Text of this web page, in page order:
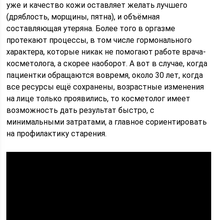
уже и качество кожи оставляет желать лучшего
(дряблость, морщины, пятна), и объёмная
составляющая утеряна. Более того в оргазме
протекают процессы, в том числе гормонального
характера, которые никак не помогают работе врача-
косметолога, а скорее наоборот. А вот в случае, когда
пациентки обращаются вовремя, около 30 лет, когда
все ресурсы ещё сохранены, возрастные изменения
на лице только проявились, то косметолог имеет
возможность дать результат быстро, с
минимальными затратами, а главное сориентировать
на профилактику старения.